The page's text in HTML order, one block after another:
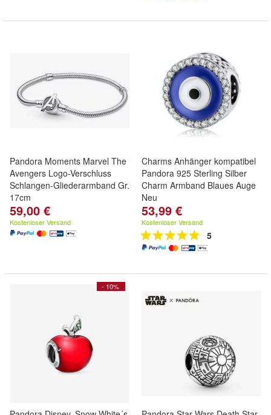
Pandora Moments Marvel The
Avengers Logo-Verschluss
Schlangen-Gliederarmband Gr.
17cm
59,00 €
Kostenloser Versand
Charms Anhänger kompatibel
Pandora 925 Sterling Silber
Charm Armband Blaues Auge
Neu
53,99 €
Kostenloser Versand
5
- 10%